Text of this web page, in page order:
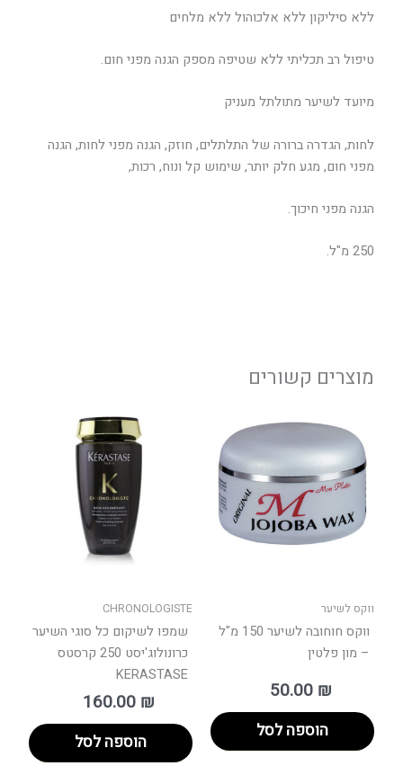
ללא סיליקון ללא אלכוהול ללא מלחים
טיפול רב תכליתי ללא שטיפה מספק הגנה מפני חום.
מיועד לשיער מתולתל מעניק
לחות, הגדרה ברורה של התלתלים, חוזק, הגנה מפני לחות, הגנה
מפני חום, מגע חלק יותר, שימוש קל ונוח, רכות,
הגנה מפני חיכוך.
250 מ"ל.
מוצרים קשורים
ווקס לשיער
ווקס חוחובה לשיער 150 מ"ל
– מון פלטין
50.00 ₪
הוספה לסל
CHRONOLOGISTE
שמפו לשיקום כל סוגי השיער
כרונולוג'יסט 250 קרסטס
KERASTASE
160.00 ₪
הוספה לסל